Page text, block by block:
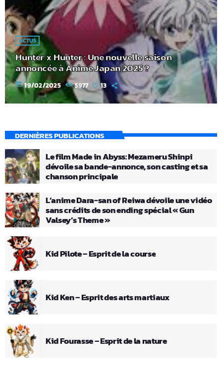
ACTUS
Hunter x Hunter : Une nouvelle saison
annoncée à Anime Japan 2025 ?
today 19/02/2025 5977 13
DERNIÈRES PUBLICATIONS
Le film Made in Abyss: Mezameru Shinpi
dévoile sa bande-annonce, son casting et sa
chanson principale
L’anime Dara-san of Reiwa dévoile une vidéo
sans crédits de son ending spécial « Gun
Valsey’s Theme »
Kid Pilote – Esprit de la course
Kid Ken – Esprit des arts martiaux
Kid Fourasse – Esprit de la nature